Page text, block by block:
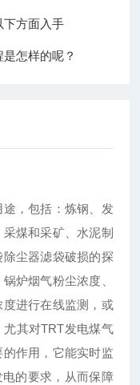
下方面入手
怎样的呢？
，包括：炼钢、发
煤和采矿、水泥制
尘器滤袋破损的探
炉烟气粉尘浓度、
进行在线监测，或
其对TRT发电煤气
作用，它能实时监
的要求，从而保障